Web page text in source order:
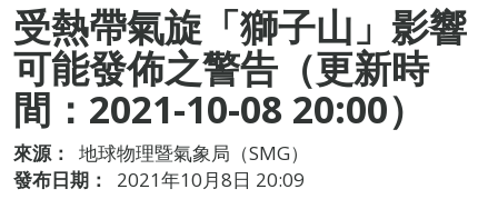
受熱帶氣旋「獅子山」影響
可能發佈之警告（更新時
間：2021-10-08 20:00）
來源：
地球物理暨氣象局（SMG）
發布日期：
2021年10月8日 20:09